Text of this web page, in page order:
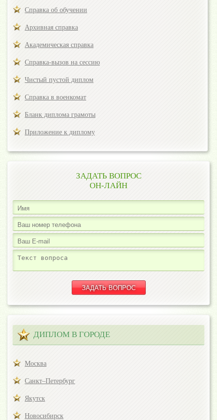
Справка об обучении
Архивная справка
Академическая справка
Справка-вызов на сессию
Чистый пустой диплом
Справка в военкомат
Бланк диплома грамоты
Приложение к диплому
ЗАДАТЬ ВОПРОС
ОН-ЛАЙН
ДИПЛОМ В ГОРОДЕ
Москва
Санкт–Петербург
Якутск
Новосибирск